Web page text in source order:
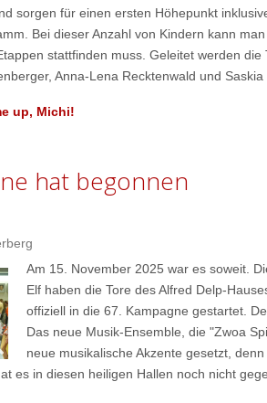
sorgen für einen ersten Höhepunkt
Bei dieser Anzahl von Kindern kann
stattfinden muss. Geleitet werden die
Anna-Lena Recktenwald und Saskia
up, Michi!
hat begonnen
Am 15. November 2025 war es soweit.
Elf haben die Tore des Alfred Delp-
offiziell in die 67. Kampagne gestartet.
Das neue Musik-Ensemble, die "Zwoa
neue musikalische Akzente gesetzt,
es in diesen heiligen Hallen noch nicht